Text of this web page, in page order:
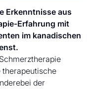
Erkenntnisse aus
Erfahrung mit
im kanadischen
der